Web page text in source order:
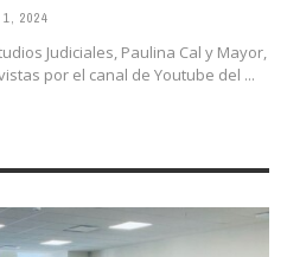
1, 2024
Judiciales, Paulina Cal y Mayor,
por el canal de Youtube del ...